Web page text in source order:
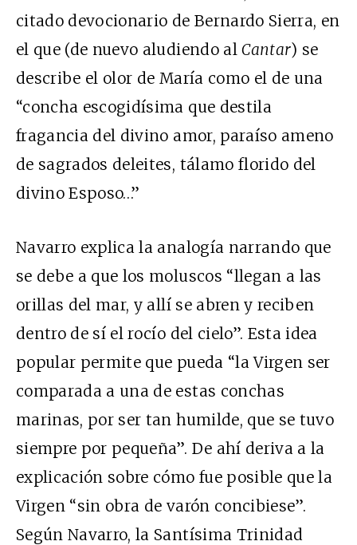
citado devocionario de Bernardo Sierra, en
el que (de nuevo aludiendo alCantar) se
describe el olor de María como el de una
“concha escogidísima que destila
fragancia del divino amor, paraíso ameno
de sagrados deleites, tálamo florido del
divino Esposo…”
Navarro explica la analogía narrando que
se debe a que los moluscos “llegan a las
orillas del mar, y allí se abren y reciben
dentro de sí el rocío del cielo”. Esta idea
popular permite que pueda “la Virgen ser
comparada a una de estas conchas
marinas, por ser tan humilde, que se tuvo
siempre por pequeña”. De ahí deriva a la
explicación sobre cómo fue posible que la
Virgen “sin obra de varón concibiese”.
Según Navarro, la Santísima Trinidad